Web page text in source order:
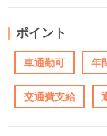
ポイント
車通勤可 年
交通費支給